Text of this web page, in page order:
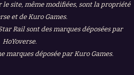
le site, même modifiées, sont la propriété
et de Kuro Games.
Rail sont des marques déposées par
HoYoverse.
marques déposée par Kuro Games.